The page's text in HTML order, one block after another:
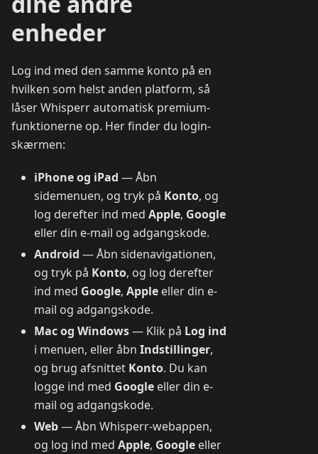
enheder
Log ind med den samme konto på en
hvilken som helst anden platform, så
låser Whisperr automatisk premium-
funktionerne op. Her finder du login-
skærmen:
iPhone og iPad — Åbn
sidemenuen, og tryk på Konto, og
log derefter ind med Apple, Google
eller din e-mail og adgangskode.
Android — Åbn sidenavigationen,
og tryk på Konto, og log derefter
ind med Google, Apple eller din e-
mail og adgangskode.
Mac og Windows— Klik på Log ind
i menuen, eller åbn Indstillinger,
og brug afsnittet Konto. Du kan
logge ind med Google eller din e-
mail og adgangskode.
Web— Åbn Whisperr-webappen,
og log ind med Apple, Google eller